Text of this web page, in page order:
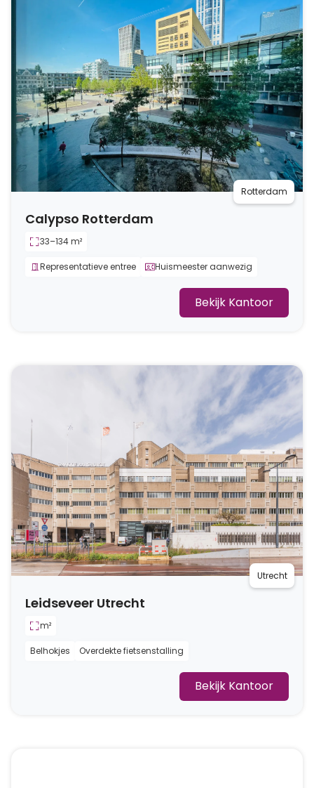
Rotterdam
Calypso Rotterdam
33–134 m²
Representatieve entree Huismeester aanwezig
Bekijk Kantoor
Utrecht
Leidseveer Utrecht
m²
Belhokjes Overdekte fietsenstalling
Bekijk Kantoor